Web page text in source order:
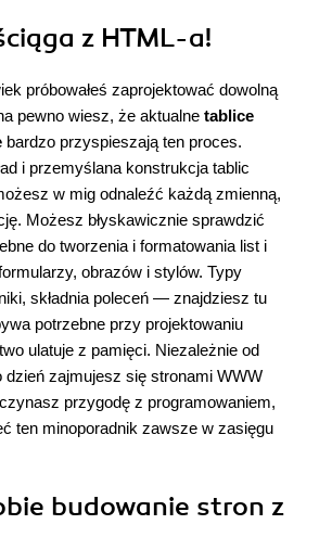
z HTML-a!
próbowałeś zaprojektować dowolną
pewno wiesz, że aktualne tablice
bardzo przyspieszają ten proces.
i przemyślana konstrukcja tablic
w mig odnaleźć każdą zmienną,
Możesz błyskawicznie sprawdzić
do tworzenia i formatowania list i
obrazów i stylów. Typy
składnia poleceń — znajdziesz tu
potrzebne przy projektowaniu
ulatuje z pamięci. Niezależnie od
dzień zajmujesz się stronami WWW
przygodę z programowaniem,
ten minoporadnik zawsze w zasięgu
budowanie stron z